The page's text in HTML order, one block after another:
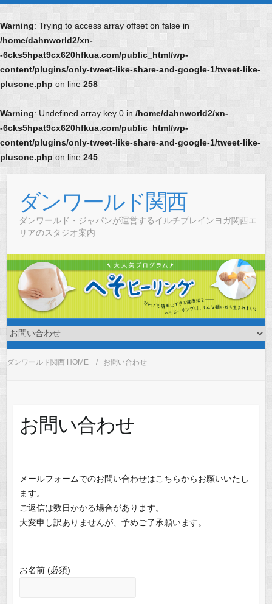
Warning: Trying to access array offset on false in
/home/dahnworld2/xn-
-6cks5hpat9cx620hfkua.com/public_html/wp-
content/plugins/only-tweet-like-share-and-google-1/tweet-like-
plusone.php on line 258
Warning: Undefined array key 0 in /home/dahnworld2/xn-
-6cks5hpat9cx620hfkua.com/public_html/wp-
content/plugins/only-tweet-like-share-and-google-1/tweet-like-
plusone.php on line 245
contentダンワールド関西
ダンワールド・ジャパンが運営するイルチブレインヨガ関西エ
リアのスタジオ案内
ダンワールド関西 HOME お問い合わせ
お問い合わせ
メールフォームでのお問い合わせはこちらからお願いいたし
ます。
ご返信は数日かかる場合があります。
大変申し訳ありませんが、予めご了承願います。
お名前 (必須)